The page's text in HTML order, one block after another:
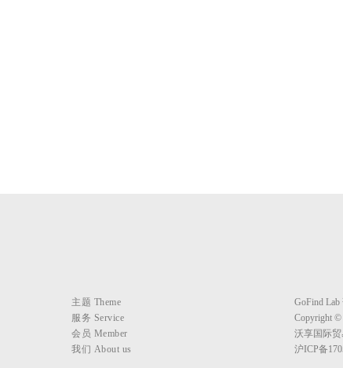
主题 Theme
服务 Service
会员 Member
我们 About us
GoFind
Copyright ©
沃享国际
沪ICP备